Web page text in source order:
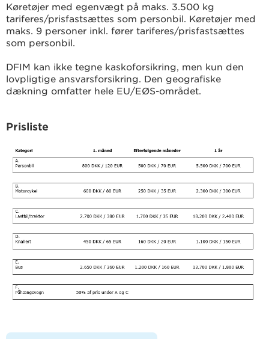
Køretøjer med egenvægt på maks. 3.500 kg
tariferes/prisfastsættes som personbil. Køretøjer med
maks. 9 personer inkl. fører tariferes/prisfastsættes
som personbil.
DFIM kan ikke tegne kaskoforsikring, men kun den
lovpligtige ansvarsforsikring. Den geografiske
dækning omfatter hele EU/EØS-området.
Prisliste